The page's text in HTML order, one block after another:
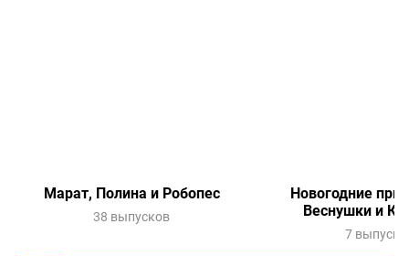
Марат, Полина и Робопес
38 выпусков
Новогодние
Веснушки и
7